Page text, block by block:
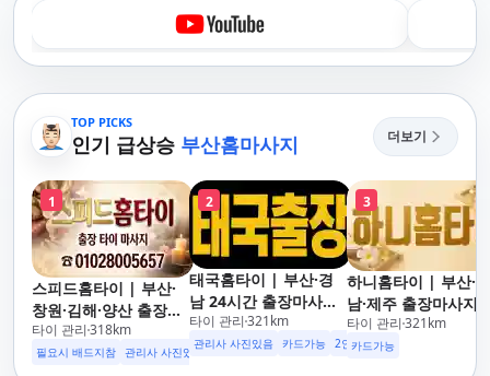
TOP PICKS
인기 급상승 부산홈마사지 더보기
1
스피드홈타이 | 부산·
창원·김해·양산 출장마
사지 홈케어 24시 카드
가능 해운대,사상,광안
타이 관리 318km
필요시 배드지참 관리사 사진있음
2
태국홈타이 | 부산·경
남 24시간 출장마사지
후불제/해운대,사상,광
안리,남포동,구포,덕천,
타이 관리 321km
관리사 사진있음 카드가능 2인이상 할인
3
하니홈타이 | 부산·경
남·제주 출장마사지
이·아로마 전문
타이 관리 321km
카드가능